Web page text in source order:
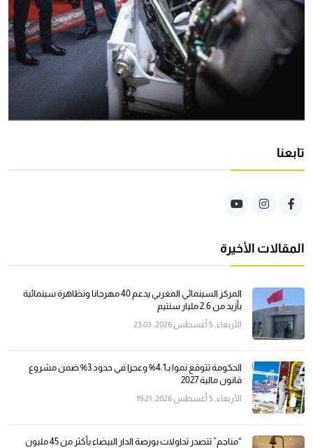
تابعنا
المقالات الأخيرة
المركز السينمائي المغربي يدعم 40 مهرجانا وتظاهرة سينمائية
بأزيد من 2.6 مليار سنتيم
الأربعاء, 5 أغسطس 2026, 23:03
الحكومة تتوقع نموا بـ4.1% وعجزا في حدود 3% ضمن مشروع
قانون مالية 2027
الأربعاء, 5 أغسطس 2026, 19:21
“مناجم” تتصدر تداولات بورصة الدار البيضاء بأكثر من 45 مليون